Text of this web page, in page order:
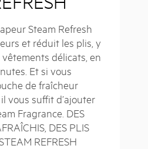
Steam Refresh
et réduit les plis, y
délicats, en
Et si vous
de fraîcheur
vous suffit d’ajouter
Fragrance. DES
DES PLIS
REFRESH